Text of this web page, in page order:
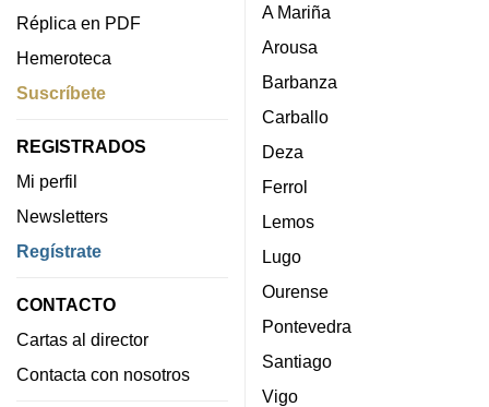
Réplica en PDF
Hemeroteca
Suscríbete
REGISTRADOS
Mi perfil
Newsletters
Regístrate
CONTACTO
Cartas al director
Contacta con nosotros
A Mariña
Arousa
Barbanza
Carballo
Deza
Ferrol
Lemos
Lugo
Ourense
Pontevedra
Santiago
Vigo